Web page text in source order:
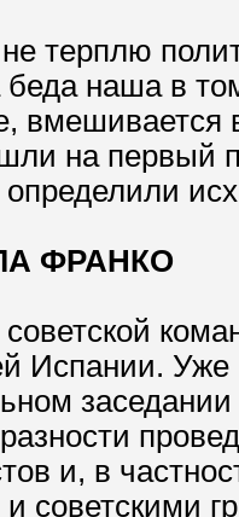
терплю
наша в
на первый
ФРАНКО
Испании.
заседании
и, в
советскими